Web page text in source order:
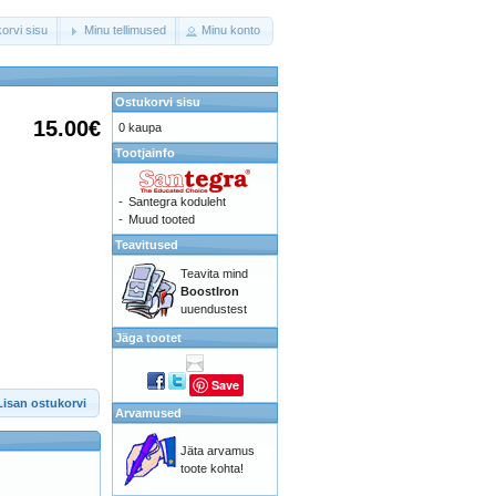
sisu Minu tellimused Minu konto
15.00€
ostukorvi
Ostukorvi sisu
0 kaupa
Tootjainfo
- Santegra koduleht
- Muud tooted
Teavitused
Teavita mind
BoostIron
uuendustest
Jäga tootet
Save
Arvamused
Jäta arvamus
toote kohta!